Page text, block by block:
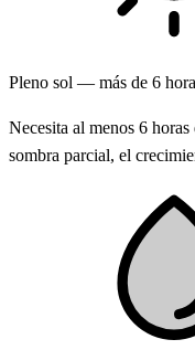
Pleno sol — más de 6
Necesita al menos 6
sombra parcial, el